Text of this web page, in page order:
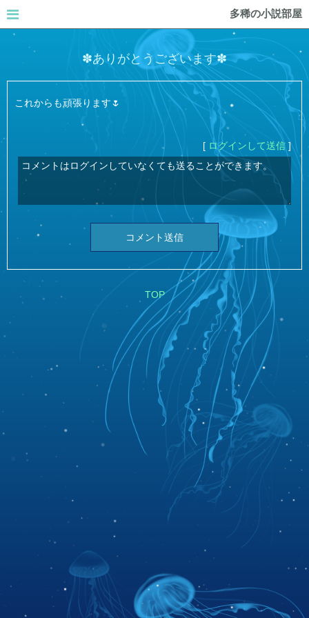
多稀の小説部屋
✽ありがとうございます✽
これからも頑張ります🌷
[ ログインして送信 ]
コメント送信
TOP